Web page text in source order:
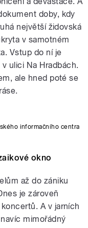
doby, kdy
největší židovská
v samotném
Vstup do ní je
ulici Na Hradbách.
ale hned poté se
informačního centra
okno
až do zániku
je zároveň
A v jarních
mimořádný